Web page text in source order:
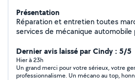
Présentation
Réparation et entretien toutes marques Je
services de mécanique
complète Diagnostic électronique et recherche de
pannes Freins, amortisseurs, courroie de distribution
etc..
Dernier avis laissé par Cindy : 5/5
Hier à 23h
Un grand merci pour votre sérieux, votre
professionnalisme. Un mécano au top,